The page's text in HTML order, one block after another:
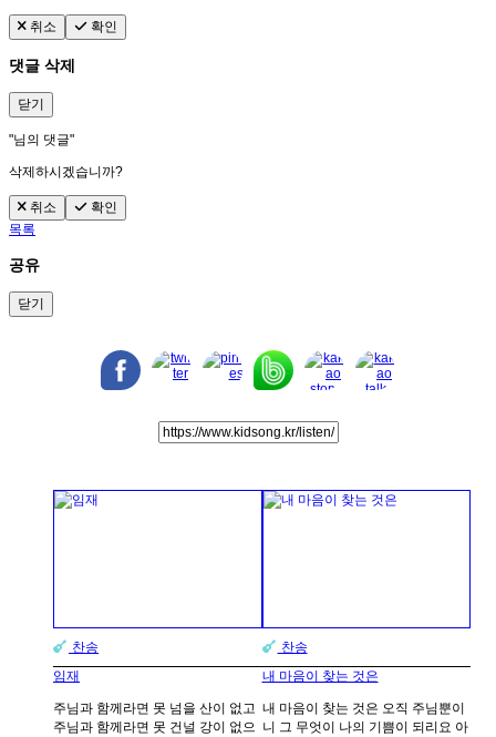
취소 확인
댓글 삭제
닫기
"님의 댓글"
삭제하시겠습니까?
취소
확인
목록
공유
닫기
찬송
임재
주님과 함께라면 못 넘을 산이 없고
주님과 함께라면 못 건널 강이 없으
찬송
내 마음이 찾는 것은
내 마음이 찾는 것은 오직 주님뿐이
니 그 무엇이 나의 기쁨이 되리요 아